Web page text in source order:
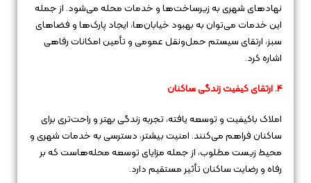
نهادهای شهری به زیرساخت‌ها و خدمات محله می‌شود. از جمله
این خدمات می‌توان به بهبود خیابان‌ها، ایجاد پارک‌ها و فضاهای
سبز، ارتقای سیستم حمل‌ونقل عمومی و تأمین امکانات رفاهی
اشاره کرد.
4. ارتقای کیفیت زندگی ساکنان
املاک باکیفیت و توسعه یافته، تجربه زندگی بهتر و راحت‌تری برای
ساکنان فراهم می‌کنند. امنیت بیشتر، دسترسی به خدمات شهری و
محیط زیست مطلوب، از جمله مزایای توسعه محله‌هاست که بر
رفاه و رضایت ساکنان تأثیر مستقیم دارد.